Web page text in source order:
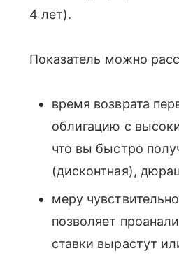
4 лет).
Показатель можно
время возврата
облигацию с
что вы быстро
(дисконтная),
меру
позволяет
ставки вырастут